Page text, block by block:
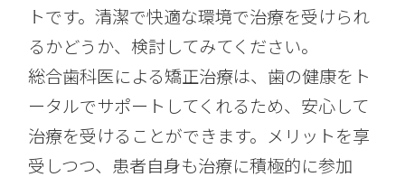
トです。清潔で快適な環境で治療を受けられ
るかどうか、検討してみてください。
総合歯科医による矯正治療は、歯の健康をト
ータルでサポートしてくれるため、安心して
治療を受けることができます。メリットを享
受しつつ、患者自身も治療に積極的に参加